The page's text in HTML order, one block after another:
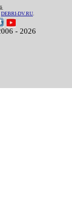
DEBRI-DV.RU
- 2026